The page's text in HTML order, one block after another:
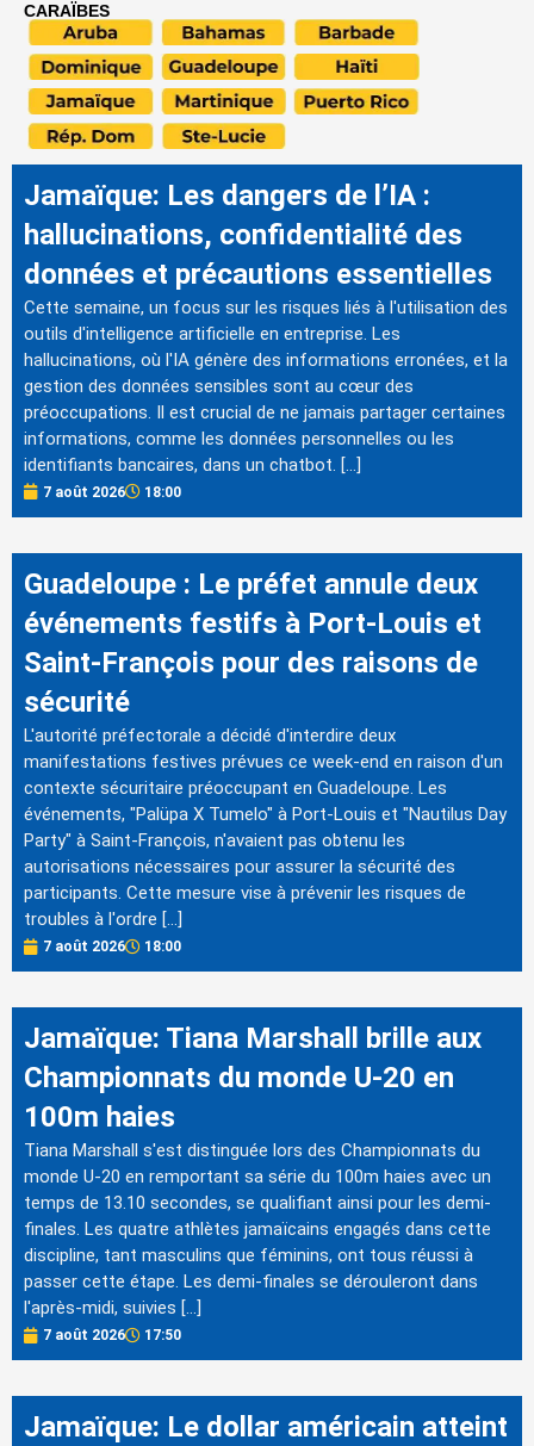
CARAÏBES
Jamaïque: Les dangers de l’IA :
hallucinations, confidentialité des
données et précautions essentielles
Cette semaine, un focus sur les risques liés à l'utilisation des
outils d'intelligence artificielle en entreprise. Les
hallucinations, où l'IA génère des informations erronées, et la
gestion des données sensibles sont au cœur des
préoccupations. Il est crucial de ne jamais partager certaines
informations, comme les données personnelles ou les
identifiants bancaires, dans un chatbot. […]
7 août 2026 18:00
Guadeloupe : Le préfet annule deux
événements festifs à Port-Louis et
Saint-François pour des raisons de
sécurité
L'autorité préfectorale a décidé d'interdire deux
manifestations festives prévues ce week-end en raison d'un
contexte sécuritaire préoccupant en Guadeloupe. Les
événements, "Palüpa X Tumelo" à Port-Louis et "Nautilus Day
Party" à Saint-François, n'avaient pas obtenu les
autorisations nécessaires pour assurer la sécurité des
participants. Cette mesure vise à prévenir les risques de
troubles à l'ordre […]
7 août 2026 18:00
Jamaïque: Tiana Marshall brille aux
Championnats du monde U-20 en
100m haies
Tiana Marshall s'est distinguée lors des Championnats du
monde U-20 en remportant sa série du 100m haies avec un
temps de 13.10 secondes, se qualifiant ainsi pour les demi-
finales. Les quatre athlètes jamaïcains engagés dans cette
discipline, tant masculins que féminins, ont tous réussi à
passer cette étape. Les demi-finales se dérouleront dans
l'après-midi, suivies […]
7 août 2026 17:50
Jamaïque: Le dollar américain atteint